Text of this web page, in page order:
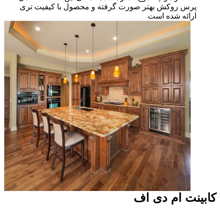
پرس روکش بهتر صورت گرفته و محصول با کیفیت تری
ارائه شده است
کابینت ام دی اف